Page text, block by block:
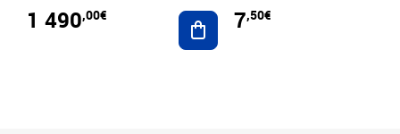
1 490,00€ Ajouter au panier
7,50€